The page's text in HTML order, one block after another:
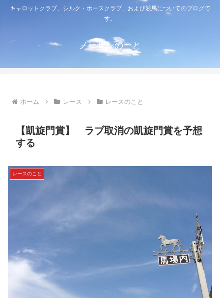
キャロットクラブ、シルク・ホースクラブ、および競馬についてのブログで
す。
ノーザンのーと
ホーム レース レースのこと
【凱旋門賞】 ラブ取消の凱旋門賞を予想
する
レースのこと